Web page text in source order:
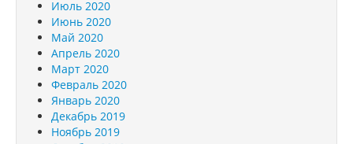
Июль 2020
Июнь 2020
Май 2020
Апрель 2020
Март 2020
Февраль 2020
Январь 2020
Декабрь 2019
Ноябрь 2019